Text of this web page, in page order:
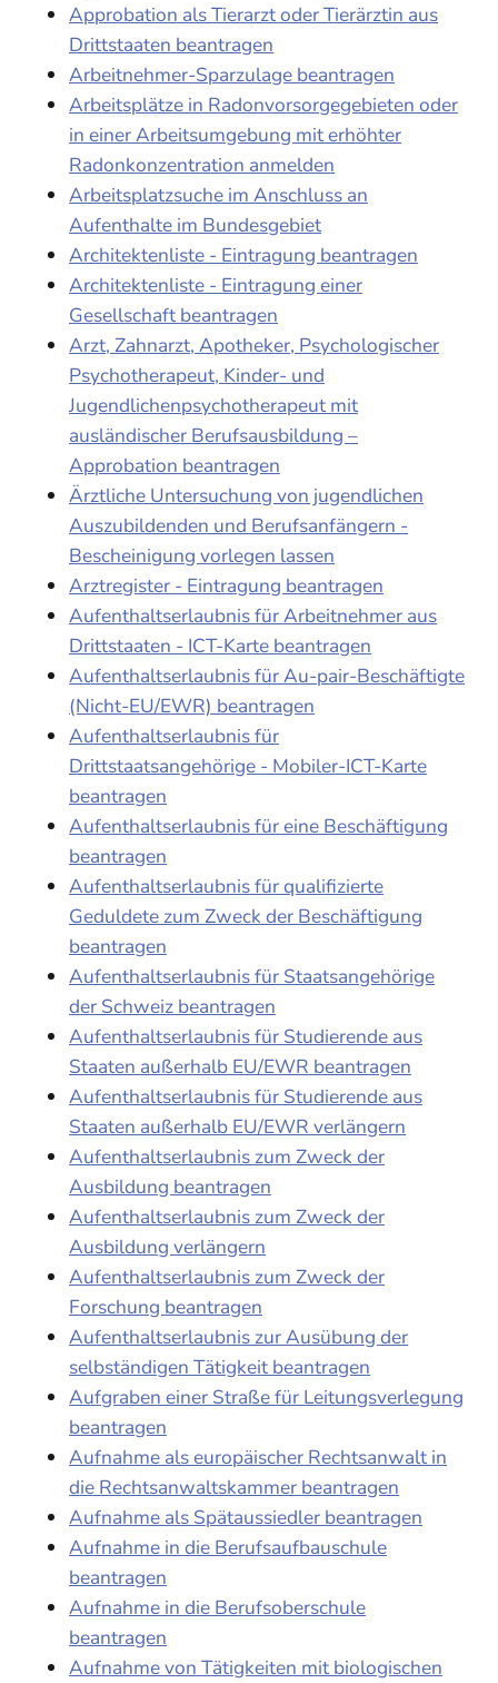
Approbation als Tierarzt oder Tierärztin aus
Drittstaaten beantragen
Arbeitnehmer-Sparzulage beantragen
Arbeitsplätze in Radonvorsorgegebieten oder
in einer Arbeitsumgebung mit erhöhter
Radonkonzentration anmelden
Arbeitsplatzsuche im Anschluss an
Aufenthalte im Bundesgebiet
Architektenliste - Eintragung beantragen
Architektenliste - Eintragung einer
Gesellschaft beantragen
Arzt, Zahnarzt, Apotheker, Psychologischer
Psychotherapeut, Kinder- und
Jugendlichenpsychotherapeut mit
ausländischer Berufsausbildung –
Approbation beantragen
Ärztliche Untersuchung von jugendlichen
Auszubildenden und Berufsanfängern -
Bescheinigung vorlegen lassen
Arztregister - Eintragung beantragen
Aufenthaltserlaubnis für Arbeitnehmer aus
Drittstaaten - ICT-Karte beantragen
Aufenthaltserlaubnis für Au-pair-Beschäftigte
(Nicht-EU/EWR) beantragen
Aufenthaltserlaubnis für
Drittstaatsangehörige - Mobiler-ICT-Karte
beantragen
Aufenthaltserlaubnis für eine Beschäftigung
beantragen
Aufenthaltserlaubnis für qualifizierte
Geduldete zum Zweck der Beschäftigung
beantragen
Aufenthaltserlaubnis für Staatsangehörige
der Schweiz beantragen
Aufenthaltserlaubnis für Studierende aus
Staaten außerhalb EU/EWR beantragen
Aufenthaltserlaubnis für Studierende aus
Staaten außerhalb EU/EWR verlängern
Aufenthaltserlaubnis zum Zweck der
Ausbildung beantragen
Aufenthaltserlaubnis zum Zweck der
Ausbildung verlängern
Aufenthaltserlaubnis zum Zweck der
Forschung beantragen
Aufenthaltserlaubnis zur Ausübung der
selbständigen Tätigkeit beantragen
Aufgraben einer Straße für Leitungsverlegung
beantragen
Aufnahme als europäischer Rechtsanwalt in
die Rechtsanwaltskammer beantragen
Aufnahme als Spätaussiedler beantragen
Aufnahme in die Berufsaufbauschule
beantragen
Aufnahme in die Berufsoberschule
beantragen
Aufnahme von Tätigkeiten mit biologischen